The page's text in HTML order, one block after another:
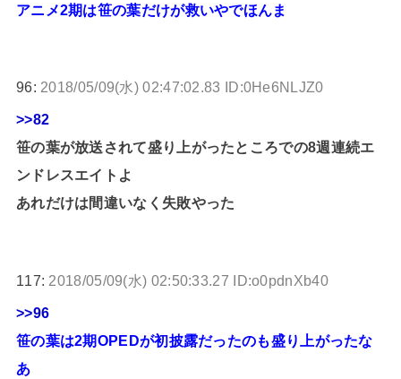
アニメ2期は笹の葉だけが救いやでほんま
96: 2018/05/09(水) 02:47:02.83 ID:0He6NLJZ0
>>82
笹の葉が放送されて盛り上がったところでの8週連続エ
ンドレスエイトよ
あれだけは間違いなく失敗やった
117: 2018/05/09(水) 02:50:33.27 ID:o0pdnXb40
>>96
笹の葉は2期OPEDが初披露だったのも盛り上がったな
あ